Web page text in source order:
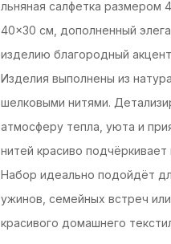
льняная салфетка размером
40×30 см, дополненный
изделию благородный
Изделия выполнены из
шелковыми нитями.
атмосферу тепла, уюта и
нитей красиво
Набор идеально подойдёт
ужинов, семейных встреч
красивого домашнего